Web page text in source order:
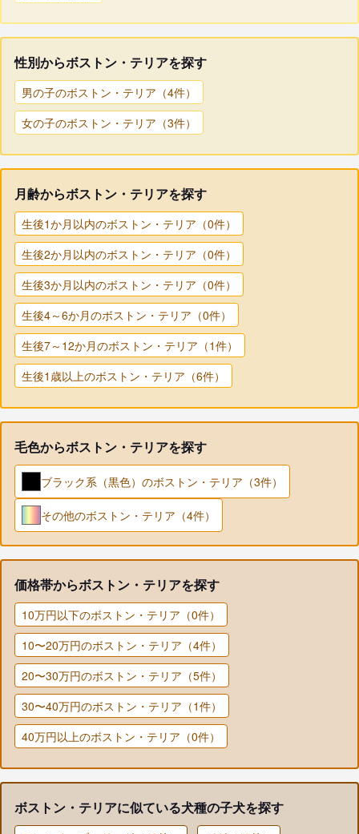
性別からボストン・テリアを探す
男の子のボストン・テリア（4件）
女の子のボストン・テリア（3件）
月齢からボストン・テリアを探す
生後1か月以内のボストン・テリア（0件）
生後2か月以内のボストン・テリア（0件）
生後3か月以内のボストン・テリア（0件）
生後4～6か月のボストン・テリア（0件）
生後7～12か月のボストン・テリア（1件）
生後1歳以上のボストン・テリア（6件）
毛色からボストン・テリアを探す
ブラック系（黒色）のボストン・テリア（3件）
その他のボストン・テリア（4件）
価格帯からボストン・テリアを探す
10万円以下のボストン・テリア（0件）
10〜20万円のボストン・テリア（4件）
20〜30万円のボストン・テリア（5件）
30〜40万円のボストン・テリア（1件）
40万円以上のボストン・テリア（0件）
ボストン・テリアに似ている犬種の子犬を探す